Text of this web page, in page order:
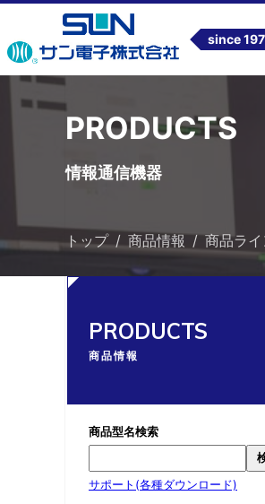
since
PRODUCTS
情報通信機器
トップ 商品情報 商品ライ
PRODUCTS
商品情報
商品型名検索
サポート(各種ダウンロード)